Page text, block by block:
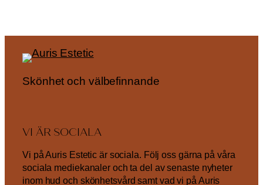
Skönhet och välbefinnande
VI ÄR SOCIALA
Vi på Auris Estetic är sociala. Följ oss gärna på våra
sociala mediekanaler och ta del av senaste nyheter
inom hud och skönhetsvård samt vad vi på Auris